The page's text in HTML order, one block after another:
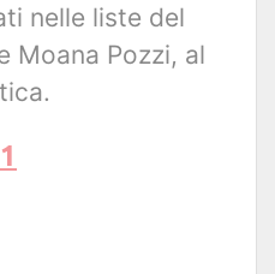
nelle liste del
Moana Pozzi, al